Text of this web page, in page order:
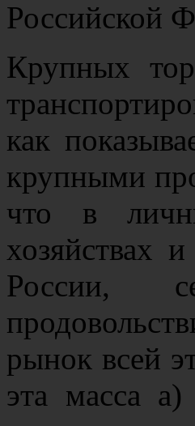
Российской
Крупных
как
крупными
что в
хозяйствах
России,
рынок всей
эта масса